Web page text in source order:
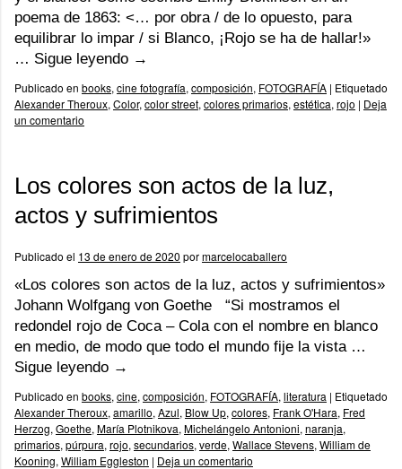
poema de 1863: <… por obra / de lo opuesto, para
equilibrar lo impar / si Blanco, ¡Rojo se ha de hallar!»
… Sigue leyendo →
Publicado en books, cine fotografía, composición, FOTOGRAFÍA | Etiquetado
Alexander Theroux, Color, color street, colores primarios, estética, rojo | Deja
un comentario
Los colores son actos de la luz,
actos y sufrimientos
Publicado el 13 de enero de 2020 pormarcelocaballero
«Los colores son actos de la luz, actos y sufrimientos»
Johann Wolfgang von Goethe “Si mostramos el
redondel rojo de Coca – Cola con el nombre en blanco
en medio, de modo que todo el mundo fije la vista …
Sigue leyendo →
Publicado en books, cine, composición, FOTOGRAFÍA, literatura | Etiquetado
Alexander Theroux, amarillo, Azul, Blow Up, colores, Frank O'Hara, Fred
Herzog, Goethe, María Plotnikova, Michelángelo Antonioni, naranja,
primarios, púrpura, rojo, secundarios, verde, Wallace Stevens, William de
Kooning, William Eggleston | Deja un comentario